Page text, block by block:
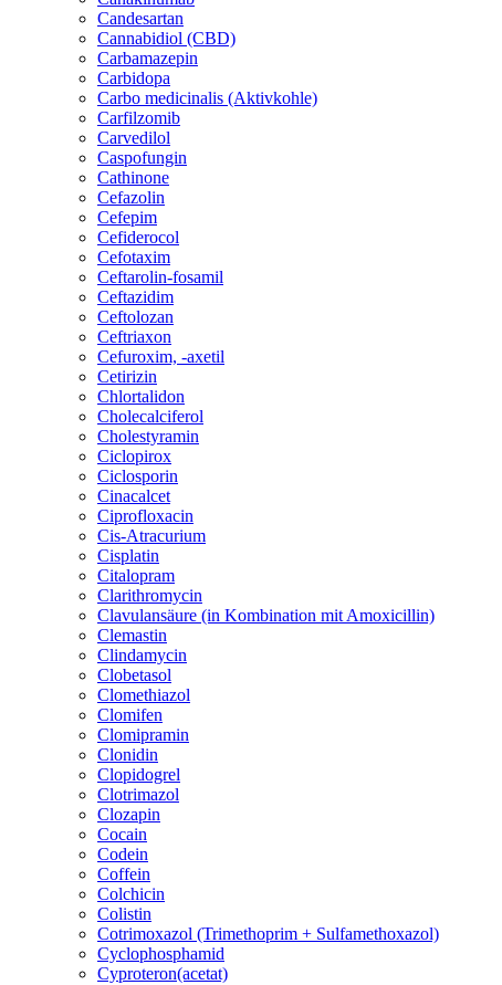
Candesartan
Cannabidiol (CBD)
Carbamazepin
Carbidopa
Carbo medicinalis (Aktivkohle)
Carfilzomib
Carvedilol
Caspofungin
Cathinone
Cefazolin
Cefepim
Cefiderocol
Cefotaxim
Ceftarolin-fosamil
Ceftazidim
Ceftolozan
Ceftriaxon
Cefuroxim, -axetil
Cetirizin
Chlortalidon
Cholecalciferol
Cholestyramin
Ciclopirox
Ciclosporin
Cinacalcet
Ciprofloxacin
Cis-Atracurium
Cisplatin
Citalopram
Clarithromycin
Clavulansäure (in Kombination mit Amoxicillin)
Clemastin
Clindamycin
Clobetasol
Clomethiazol
Clomifen
Clomipramin
Clonidin
Clopidogrel
Clotrimazol
Clozapin
Cocain
Codein
Coffein
Colchicin
Colistin
Cotrimoxazol (Trimethoprim + Sulfamethoxazol)
Cyclophosphamid
Cyproteron(acetat)